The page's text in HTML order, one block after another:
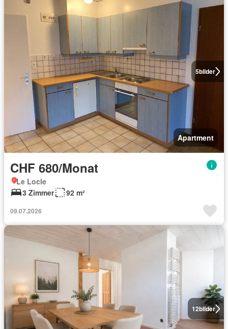
5bilder
Apartment
CHF 680/Monat
Le Locle
3 Zimmer
92 m²
09.07.2026
12bilder